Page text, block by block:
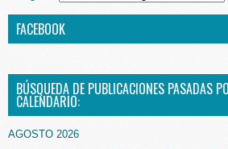
FACEBOOK
BÚSQUEDA DE PUBLICACIONES PASADAS
CALENDARIO:
AGOSTO 2026